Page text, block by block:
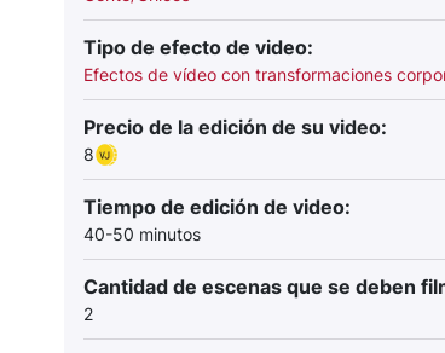
Tipo de efecto de video:
Efectos de vídeo con transformaciones
Precio de la edición de su video:
8
Tiempo de edición de video:
40-50 minutos
Cantidad de escenas que se deben
2